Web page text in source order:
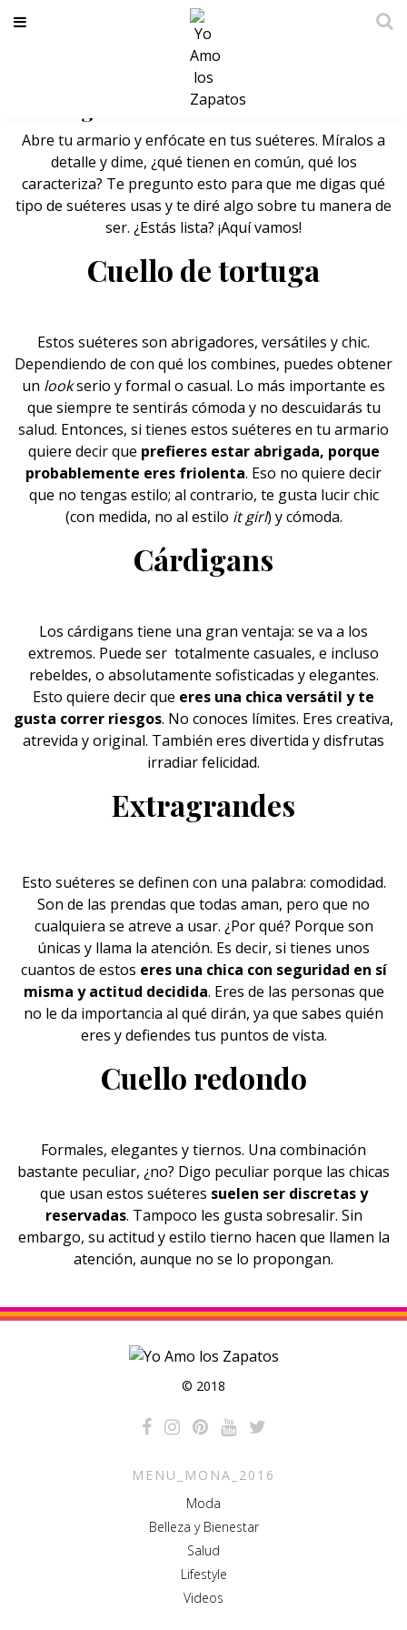
Dime qué tipo de suéteres usas y te
diré algo sobre tu manera de ser
Abre tu armario y enfócate en tus suéteres. Míralos a
detalle y dime, ¿qué tienen en común, qué los
caracteriza? Te pregunto esto para que me digas qué
tipo de suéteres usas y te diré algo sobre tu manera de
ser. ¿Estás lista? ¡Aquí vamos!
Cuello de tortuga
Estos suéteres son abrigadores, versátiles y chic.
Dependiendo de con qué los combines, puedes obtener
un lookserio y formal o casual. Lo más importante es
que siempre te sentirás cómoda y no descuidarás tu
salud. Entonces, si tienes estos suéteres en tu armario
quiere decir que prefieres estar abrigada, porque
probablemente eres friolenta. Eso no quiere decir
que no tengas estilo; al contrario, te gusta lucir chic
(con medida, no al estilo it girl) y cómoda.
Cárdigans
Los cárdigans tiene una gran ventaja: se va a los
extremos. Puede ser totalmente casuales, e incluso
rebeldes, o absolutamente sofisticadas y elegantes.
Esto quiere decir que eres una chica versátil y te
gusta correr riesgos. No conoces límites. Eres creativa,
atrevida y original. También eres divertida y disfrutas
irradiar felicidad.
Extragrandes
Esto suéteres se definen con una palabra: comodidad.
Son de las prendas que todas aman, pero que no
cualquiera se atreve a usar. ¿Por qué? Porque son
únicas y llama la atención. Es decir, si tienes unos
cuantos de estos eres una chica con seguridad en sí
misma y actitud decidida. Eres de las personas que
no le da importancia al qué dirán, ya que sabes quién
eres y defiendes tus puntos de vista.
Cuello redondo
Formales, elegantes y tiernos. Una combinación
bastante peculiar, ¿no? Digo peculiar porque las chicas
que usan estos suéteres suelen ser discretas y
reservadas. Tampoco les gusta sobresalir. Sin
embargo, su actitud y estilo tierno hacen que llamen la
atención, aunque no se lo propongan.
© 2018
MENU_MONA_2016
Moda
Belleza y Bienestar
Salud
Lifestyle
Videos